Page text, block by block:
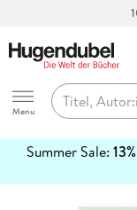
Hugendubel
Menu
Summer Sale:
erfahren